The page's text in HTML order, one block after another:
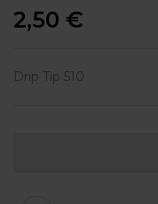
2,50 €
Drip Tip 510